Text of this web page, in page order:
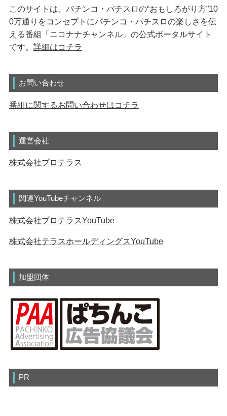
このサイトは、パチンコ・パチスロの“おもしろがり方”10
0万通りをコンセプトにパチンコ・パチスロの楽しさを伝
える番組「ニコナナチャンネル」の公式ポータルサイト
です。 詳細はコチラ
お問い合わせ
番組に関するお問い合わせはコチラ
運営会社
株式会社プロテラス
関連YouTubeチャンネル
株式会社プロテラスYouTube
株式会社テラスホールディングスYouTube
加盟団体
PR